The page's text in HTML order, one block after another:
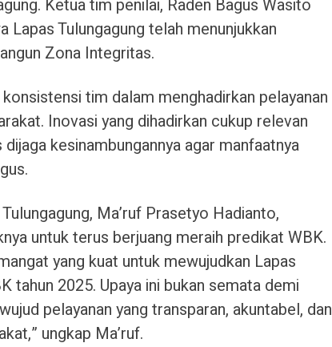
Ketua tim penilai, Raden Bagus Wasito
Lapas Tulungagung telah menunjukkan
Zona Integritas.
tim dalam menghadirkan pelayanan
Inovasi yang dihadirkan cukup relevan
kesinambungannya agar manfaatnya
Ma’ruf Prasetyo Hadianto,
untuk terus berjuang meraih predikat WBK.
yang kuat untuk mewujudkan Lapas
tahun 2025. Upaya ini bukan semata demi
pelayanan yang transparan, akuntabel, dan
ungkap Ma’ruf.